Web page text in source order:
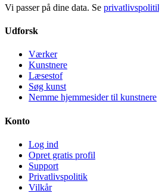
Vi passer på dine data. Se
Udforsk
Værker
Kunstnere
Læsestof
Søg kunst
Nemme hjemmesider til kunstnere
Konto
Log ind
Opret gratis profil
Support
Privatlivspolitik
Vilkår